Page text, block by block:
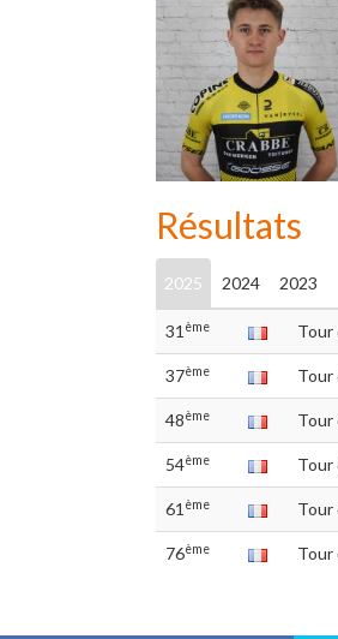
Résultats
2025 2024 2023
31 ème Tour
37ème Tour
48ème Tour
54ème Tour
61 ème Tour
76ème Tour